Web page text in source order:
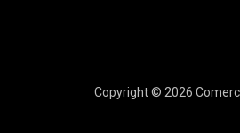
Copyright © 2026